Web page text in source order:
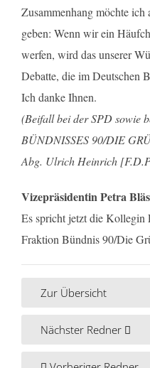
Zusammenhang möchte ich
geben: Wenn wir ein
werfen, wird das unserer
Debatte, die im Deutschen
Ich danke Ihnen.
(Beifall bei der SPD sowie
BÜNDNISSES 90/DIE
Abg. Ulrich Heinrich
Vizepräsidentin Petra
Es spricht jetzt die Kollegin
Fraktion Bündnis 90/Die
Zur Übersicht
Nächster Redner